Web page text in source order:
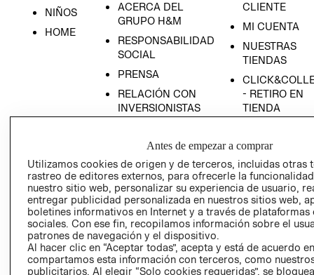
NIÑOS
HOME
ACERCA DEL
GRUPO H&M
RESPONSABILIDAD
SOCIAL
PRENSA
RELACIÓN CON
INVERSIONISTAS
EMPRESARIAL
CLIENTE
MI CUENTA
NUESTRAS
TIENDAS
- RETIRO EN
TIENDA
CONDICIONES
AVISO DE
PRIVACIDAD
GIFT CARD
AVISO DE
COOKIES
Antes de empezar a comprar
Utilizamos cookies de origen y de terceros, incluidas otras
rastreo de editores externos, para ofrecerle la
nuestro sitio web, personalizar su experiencia de usuario,
entregar publicidad personalizada en nuestros sitios web,
boletines informativos en Internet y a través de plataformas
sociales. Con ese fin, recopilamos información sobre el
patrones de navegación y el dispositivo.
Al hacer clic en “Aceptar todas”, acepta y está de acuerdo
compartamos esta información con terceros, como
publicitarios. Al elegir “Solo cookies requeridas”, se